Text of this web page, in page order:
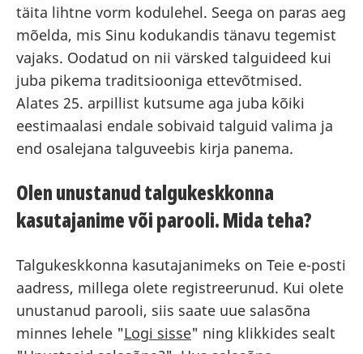
täita lihtne vorm kodulehel. Seega on paras aeg
mõelda, mis Sinu kodukandis tänavu tegemist
vajaks. Oodatud on nii värsked talguideed kui
juba pikema traditsiooniga ettevõtmised.
Alates 25. arpillist kutsume aga juba kõiki
eestimaalasi endale sobivaid talguid valima ja
end osalejana talguveebis kirja panema.
Olen unustanud talgukeskkonna
kasutajanime või parooli. Mida teha?
Talgukeskkonna kasutajanimeks on Teie e-posti
aadress, millega olete registreerunud. Kui olete
unustanud parooli, siis saate uue salasõna
minnes lehele "Logi sisse" ning klikkides sealt